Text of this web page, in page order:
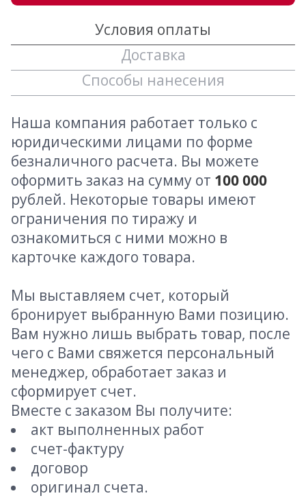
Условия оплаты
Доставка
Способы нанесения
Наша компания работает только с
юридическими лицами по форме
безналичного расчета. Вы можете
оформить заказ на сумму от 100 000
рублей. Некоторые товары имеют
ограничения по тиражу и
ознакомиться с ними можно в
карточке каждого товара.
Мы выставляем счет, который
бронирует выбранную Вами позицию.
Вам нужно лишь выбрать товар, после
чего с Вами свяжется персональный
менеджер, обработает заказ и
сформирует счет.
Вместе с заказом Вы получите:
акт выполненных работ
счет-фактуру
договор
оригинал счета.